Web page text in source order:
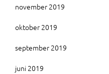
november 2019
oktober 2019
september 2019
juni 2019